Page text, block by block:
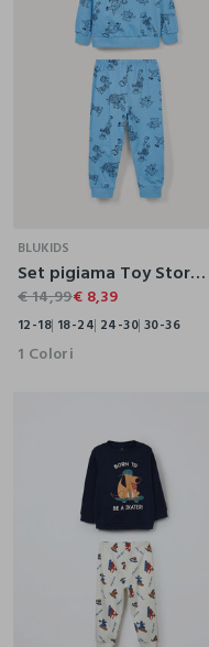
BLUKIDS
Set pigiama Toy Story in jersey di puro cotone
€ 14,99€ 8,39
12-18 18-24 24-30 30-36
1 Colori